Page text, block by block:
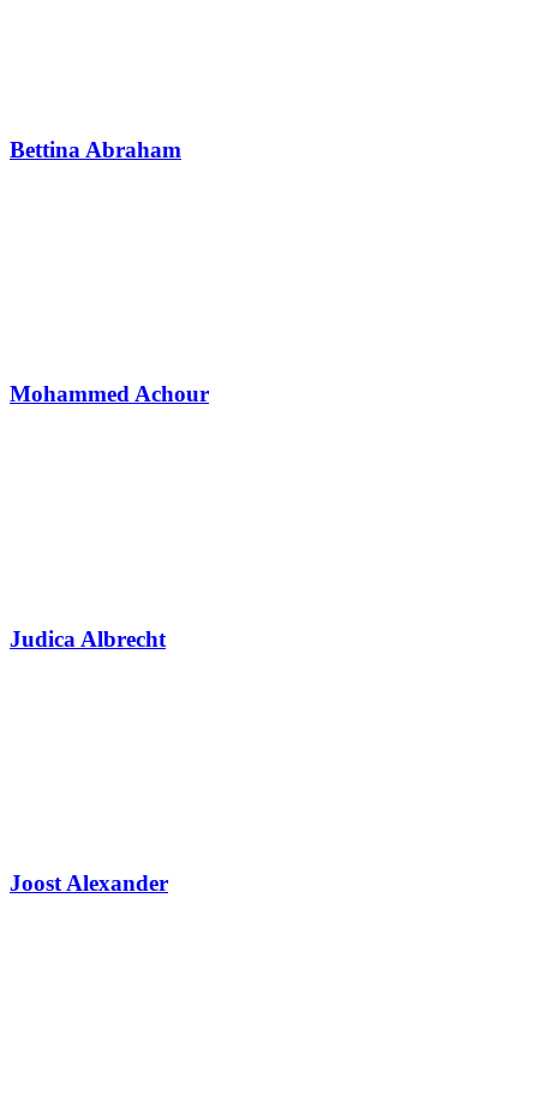
Bettina Abraham
Mohammed Achour
Judica Albrecht
Joost Alexander